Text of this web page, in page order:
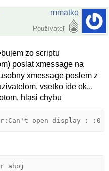
mmatko
Používateľ
zo scriptu
poslat xmessage na
xmessage poslem z
vsetko ide ok...
hlasi chybu
open display : :0
ahoj